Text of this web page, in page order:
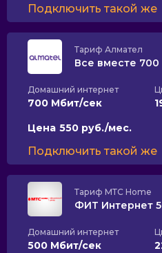
Подключить такой же
Тариф Алмател
Все вместе 700
Домашний интернет
700 Мбит/сек
Цена 550 руб./мес.
Подключить такой же
Тариф МТС Home
ФИТ Интернет
Домашний интернет
500 Мбит/сек